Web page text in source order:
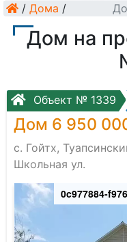
/ Дома /
Дом на
Объект № 1339
Дом 6 950
с. Гойтх,
Школьная ул.
0c977884-